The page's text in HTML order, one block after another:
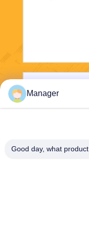
Manager
Good day, what